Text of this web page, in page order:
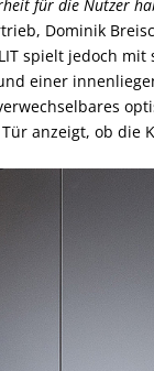
für die Nutzer
Dominik
spielt jedoch
einer
anzeigt, ob die